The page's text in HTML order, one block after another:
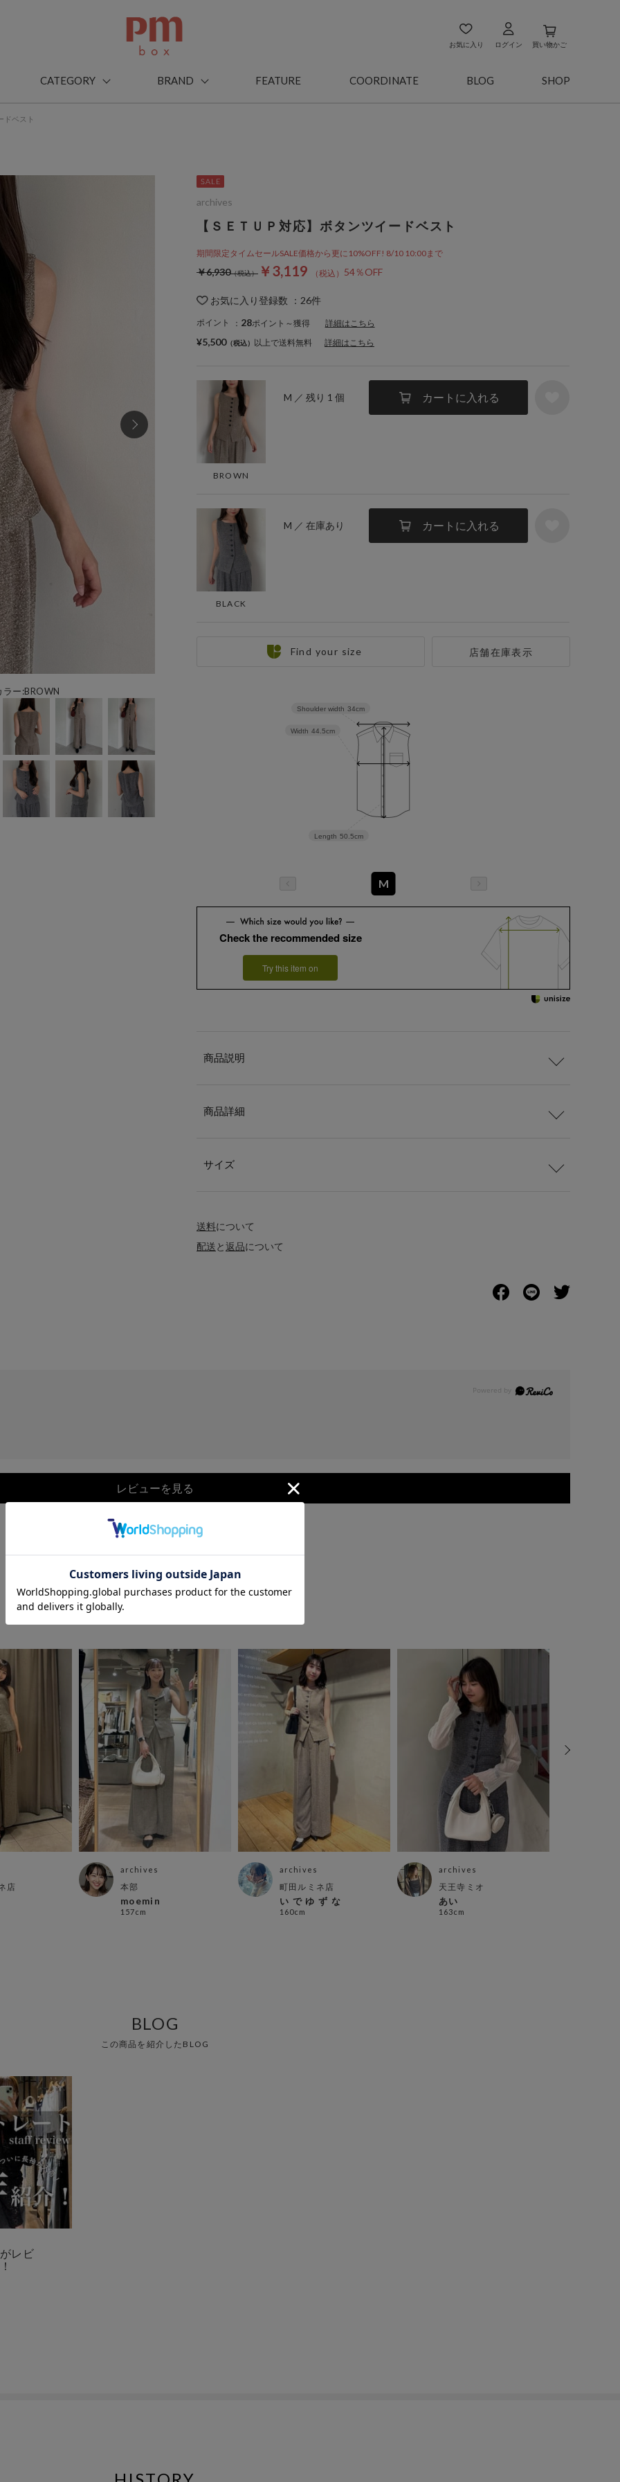
お気に入り ログイン 買い物かご
CATEGORY BRAND FEATURE COORDINATE BLOG SHOP
ドベスト
ー:BROWN
【ＳＥＴＵＰ対応】ボタンツイードベスト
期間限定タイムセールSALE価格から更に10%OFF! 8/10 10:00まで
￥3,119 54％OFF
￥6,930
お気に入り登録数 ： 26件
ポイント ： 28ポイント～獲得 詳細はこちら
BROWN
M ／ 残り 1 個 カートに入れる
BLACK
M ／ 在庫あり カートに入れる
店舗在庫表示
archives
¥5,500 以上で送料無料 詳細はこちら
Find your size
Length 50.5cm
Width 44.5cm
Shoulder width 34cm
M
Check the recommended size
Try this item on
商品説明
商品詳細
サイズ
送料について
配送と返品について
レビューを見る
COORDINATE
店
archives
本部
moemin
157cm
archives
町田ルミネ店
い で ゆ ず な
160cm
archives
天王寺ミオ
あい
163cm
BLOG
この商品を紹介したBLOG
レビ